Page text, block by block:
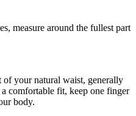
measure around the fullest part
of your natural waist, generally
comfortable fit, keep one finger
body.